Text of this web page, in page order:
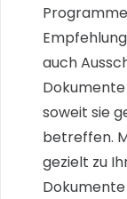
auch
soweit sie
betreffen.
gezielt zu